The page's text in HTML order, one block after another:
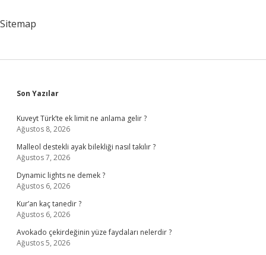
Sitemap
Sidebar
Son Yazılar
Kuveyt Türk’te ek limit ne anlama gelir ?
Ağustos 8, 2026
Malleol destekli ayak bilekliği nasıl takılır ?
Ağustos 7, 2026
Dynamic lights ne demek ?
Ağustos 6, 2026
Kur’an kaç tanedir ?
Ağustos 6, 2026
Avokado çekirdeğinin yüze faydaları nelerdir ?
Ağustos 5, 2026